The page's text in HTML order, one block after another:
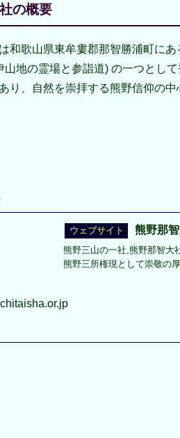
の概要
和歌山県東牟婁郡那智勝浦町にあ
山地の霊場と参詣道) の一つとし
り、自然を崇拝する熊野信仰の
熊野那
熊野三山の一社,熊野那智大
熊野三所権現として崇敬の